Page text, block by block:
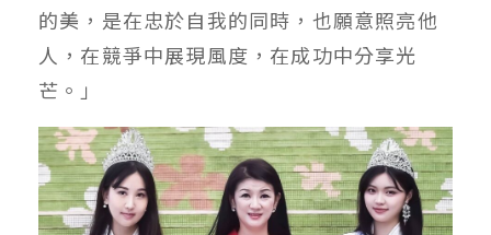
的美，是在忠於自我的同時，也願意照亮他
人，在競爭中展現風度，在成功中分享光
芒。」